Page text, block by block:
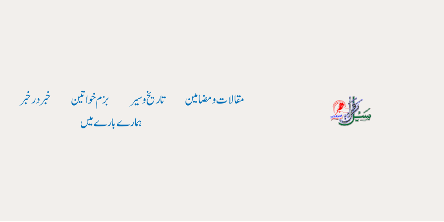
مقالات و مضامین تاریخ وسیر بزم خواتین خبر در خبر
ہمارے بارے میں